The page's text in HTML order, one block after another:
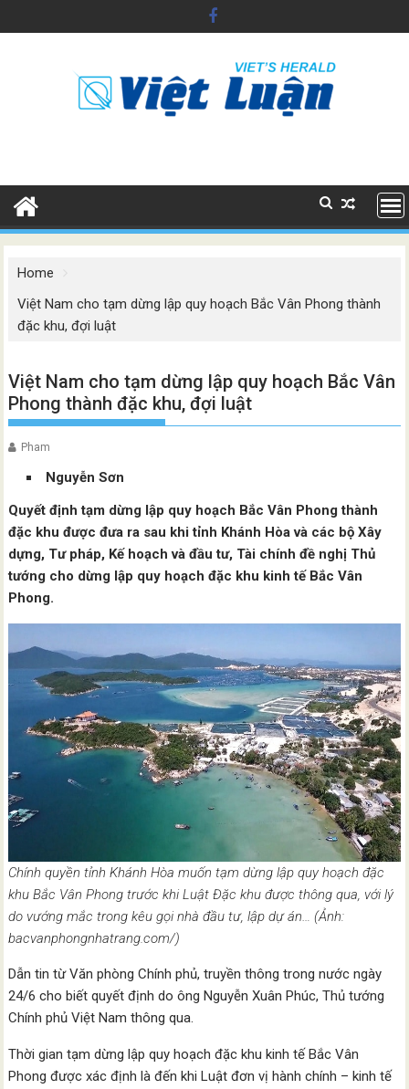
to
Home
Việt Nam cho tạm dừng lập quy hoạch Bắc Vân Phong thành
đặc khu, đợi luật
Việt Nam cho tạm dừng lập quy hoạch Bắc Vân
Phong thành đặc khu, đợi luật
Pham
Nguyễn Sơn
Quyết định tạm dừng lập quy hoạch Bắc Vân Phong thành
đặc khu được đưa ra sau khi tỉnh Khánh Hòa và các bộ Xây
dựng, Tư pháp, Kế hoạch và đầu tư, Tài chính đề nghị Thủ
tướng cho dừng lập quy hoạch đặc khu kinh tế Bắc Vân
Phong.
Chính quyền tỉnh Khánh Hòa muốn tạm dừng lập quy hoạch đặc
khu Bắc Vân Phong trước khi Luật Đặc khu được thông qua, với lý
do vướng mắc trong kêu gọi nhà đầu tư, lập dự án… (Ảnh:
bacvanphongnhatrang.com/)
Dẫn tin từ Văn phòng Chính phủ, truyền thông trong nước ngày
24/6 cho biết quyết định do ông Nguyễn Xuân Phúc, Thủ tướng
Chính phủ Việt Nam thông qua.
Thời gian tạm dừng lập quy hoạch đặc khu kinh tế Bắc Vân
Phong được xác định là đến khi Luật đơn vị hành chính – kinh tế